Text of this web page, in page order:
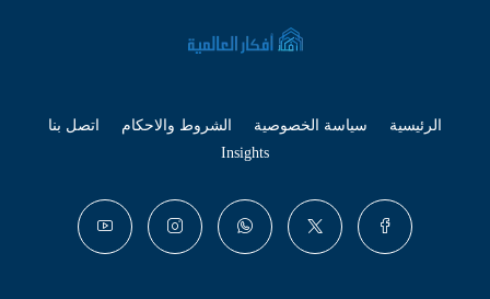
الرئيسية سياسة الخصوصية الشروط والاحكام
اتصل بنا
Insights